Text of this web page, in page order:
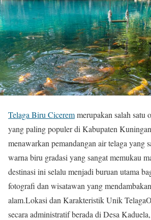
Telaga Biru Ciceremmerupakan salah satu
yang paling populer di Kabupaten
menawarkan pemandangan air telaga yang
warna biru gradasi yang sangat memukau
destinasi ini selalu menjadi buruan utama
fotografi dan wisatawan yang
alam.Lokasi dan Karakteristik Unik
secara administratif berada di Desa